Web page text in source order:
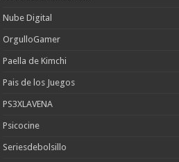
Nube Digital
OrgulloGamer
Paella de Kimchi
Pais de los Juegos
PS3XLAVENA
Psicocine
Seriesdebolsillo